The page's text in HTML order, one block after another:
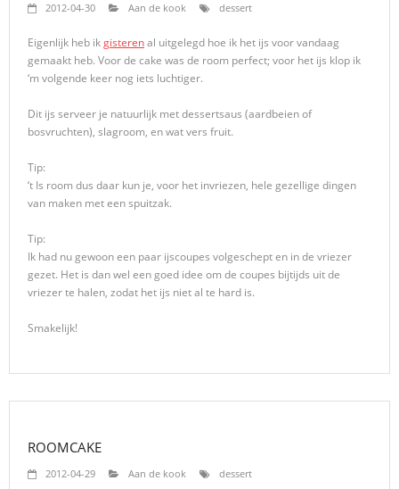
2012-04-30 Aan de kook dessert
Eigenlijk heb ikgisterenal uitgelegd hoe ik het ijs voor vandaag
gemaakt heb. Voor de cake was de room perfect; voor het ijs klop ik
‘m volgende keer nog iets luchtiger.
Dit ijs serveer je natuurlijk met dessertsaus (aardbeien of
bosvruchten), slagroom, en wat vers fruit.
Tip:
‘t Is room dus daar kun je, voor het invriezen, hele gezellige dingen
van maken met een spuitzak.
Tip:
Ik had nu gewoon een paar ijscoupes volgeschept en in de vriezer
gezet. Het is dan wel een goed idee om de coupes bijtijds uit de
vriezer te halen, zodat het ijs niet al te hard is.
Smakelijk!
ROOMCAKE
2012-04-29 Aan de kook dessert